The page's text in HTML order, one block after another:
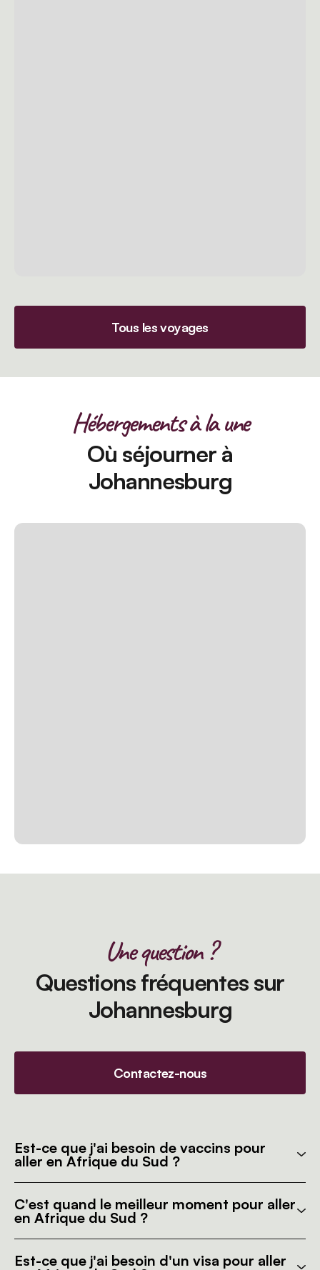
Tous les voyages
Hébergements à la une
Où séjourner à
Johannesburg
Une question ?
Questions fréquentes sur
Johannesburg
Contactez-nous
Est-ce que j'ai besoin de vaccins pour
aller en Afrique du Sud ?
C'est quand le meilleur moment pour aller
en Afrique du Sud ?
Est-ce que j'ai besoin d'un visa pour aller